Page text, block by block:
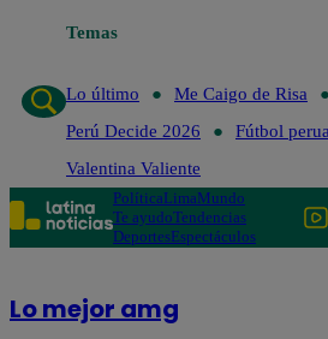
Temas
Lo último
Me Caigo de Risa
Perú Decide 2026
Fútbol
Valentina Valiente
PolíticaLimaMundo
Te ayudoTendencias
DeportesEspectáculos
Lo mejor amg